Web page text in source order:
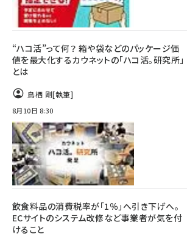
“ハコ活”って何？ 箱や袋などのパッケージ価
値を最大化するカウネットの「ハコ活。研究所」
とは
鳥栖 剛[執筆]
8月10日 8:30
飲食料品の消費税率が「1％」へ引き下げへ。
ECサイトのシステム改修など事業者が気を付
けること